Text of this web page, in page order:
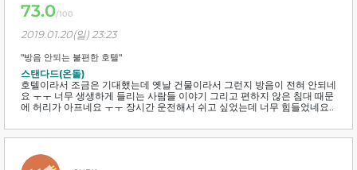
73.0/100
2019.01.20(일) 23:23
"방음 안되는 불편한 호텔"
스탠다드(온돌)
호텔이라서 조금은 기대했는데 옛날 건물이라서 그런지 방음이 전혀 안되네
요 ㅜㅜ 너무 생생하게 들리는 사람들 이야기 그리고 편하지 않은 침대 때문
에 허리가 아프네요 ㅜㅜ 장시간 운전해서 쉬고 싶었는데 너무 힘들었네요..